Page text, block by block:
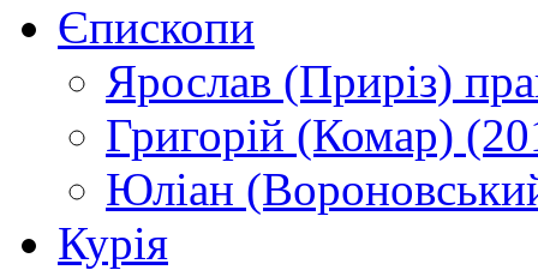
Єпископи
Ярослав (Приріз)
Григорій (Комар)
Юліан
Курія